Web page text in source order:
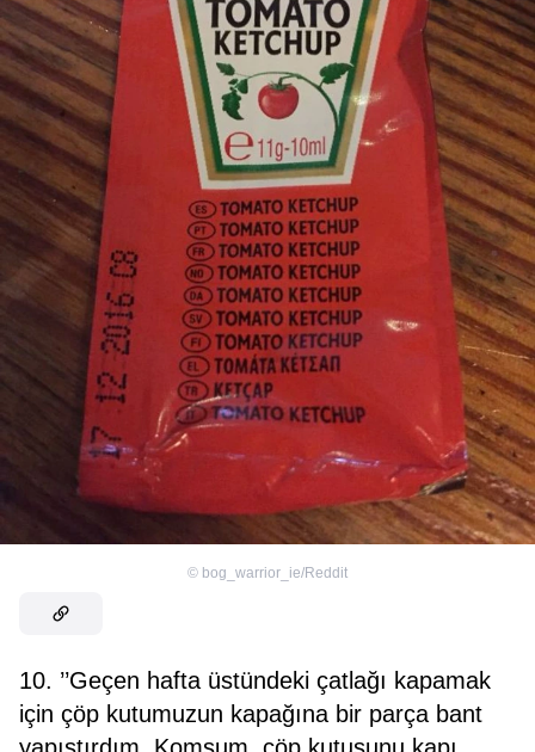
© bog_warrior_ie/Reddit
10. ’’Geçen hafta üstündeki çatlağı kapamak
için çöp kutumuzun kapağına bir parça bant